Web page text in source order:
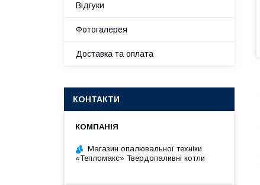
Відгуки
Фотогалерея
Доставка та оплата
КОНТАКТИ
Магазин опалювальної техніки
«Тепломакс» Твердопаливні котли